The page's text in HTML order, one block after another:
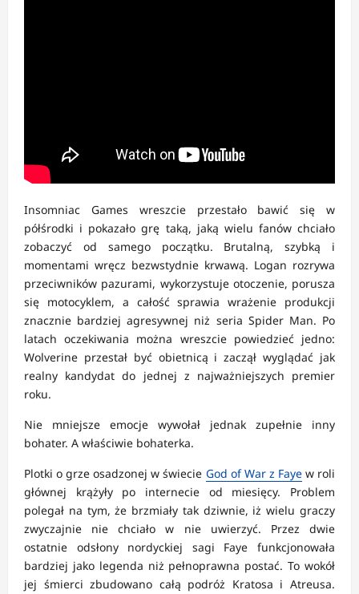
Insomniac Games wreszcie przestało bawić się w
półśrodki i pokazało grę taką, jaką wielu fanów chciało
zobaczyć od samego początku. Brutalną, szybką i
momentami wręcz bezwstydnie krwawą. Logan rozrywa
przeciwników pazurami, wykorzystuje otoczenie, porusza
się motocyklem, a całość sprawia wrażenie produkcji
znacznie bardziej agresywnej niż seria Spider Man. Po
latach oczekiwania można wreszcie powiedzieć jedno:
Wolverine przestał być obietnicą i zaczął wyglądać jak
realny kandydat do jednej z najważniejszych premier
roku.
Nie mniejsze emocje wywołał jednak zupełnie inny
bohater. A właściwie bohaterka.
Plotki o grze osadzonej w świecie God of War z Fayew roli
głównej krążyły po internecie od miesięcy. Problem
polegał na tym, że brzmiały tak dziwnie, iż wielu graczy
zwyczajnie nie chciało w nie uwierzyć. Przez dwie
ostatnie odsłony nordyckiej sagi Faye funkcjonowała
bardziej jako legenda niż pełnoprawna postać. To wokół
jej śmierci zbudowano całą podróż Kratosa i Atreusa.